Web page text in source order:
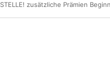
STELLE! zusätzliche Prämien